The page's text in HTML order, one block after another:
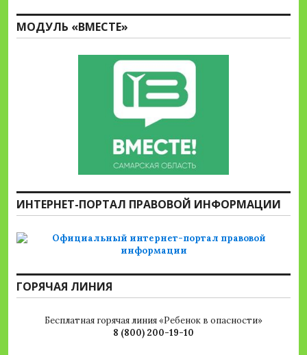
МОДУЛЬ «ВМЕСТЕ»
ИНТЕРНЕТ-ПОРТАЛ ПРАВОВОЙ ИНФОРМАЦИИ
ГОРЯЧАЯ ЛИНИЯ
Бесплатная горячая линия «Ребенок в опасности»
8 (800) 200-19-10